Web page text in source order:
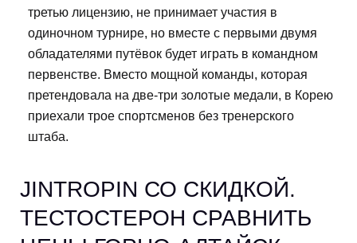
третью лицензию, не принимает участия в
одиночном турнире, но вместе с первыми двумя
обладателями путёвок будет играть в командном
первенстве. Вместо мощной команды, которая
претендовала на две-три золотые медали, в Корею
приехали трое спортсменов без тренерского
штаба.
JINTROPIN СО СКИДКОЙ.
ТЕСТОСТЕРОН СРАВНИТЬ